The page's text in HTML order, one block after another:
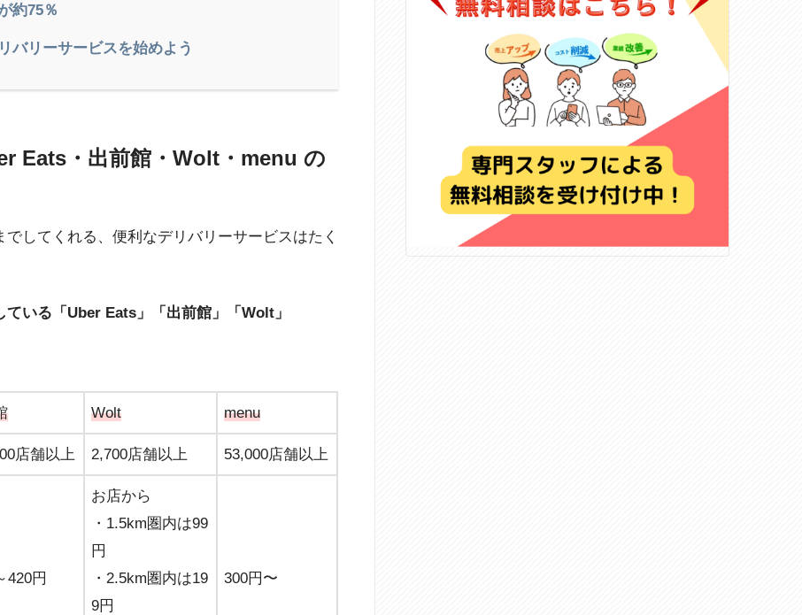
約75％
バリーサービスを始めよう
Eats・出前館・Wolt・menu の
してくれる、便利なデリバリーサービスはたく
いる「Uber Eats」「出前館」「Wolt」
Wolt menu
店舗以上 2,700店舗以上 53,000店舗以上
420円
お店から
・1.5km圏内は99
円
・2.5km圏内は19
9円
300円〜